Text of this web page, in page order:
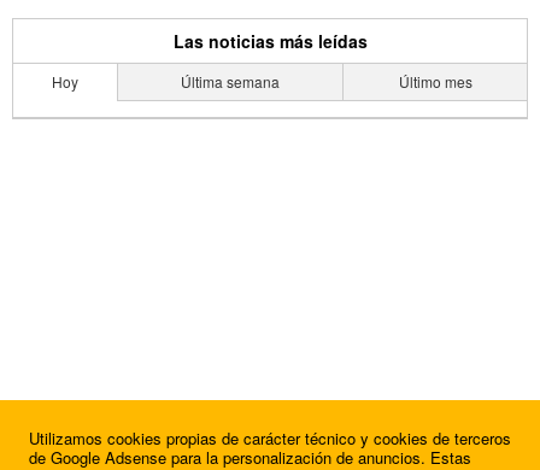
Las noticias más leídas
Hoy Última semana Último mes
Utilizamos cookies propias de carácter técnico y cookies de terceros
de Google Adsense para la personalización de anuncios. Estas